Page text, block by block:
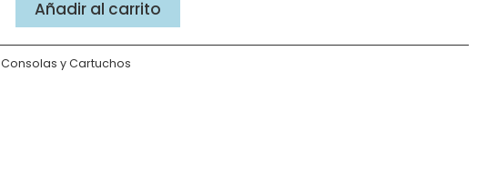
Añadir al carrito
Consolas y Cartuchos